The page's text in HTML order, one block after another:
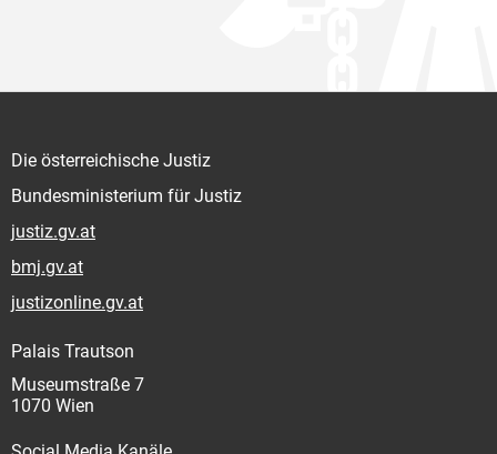
Die österreichische Justiz
Bundesministerium für Justiz
justiz.gv.at
bmj.gv.at
justizonline.gv.at
Palais Trautson
Museumstraße 7
1070 Wien